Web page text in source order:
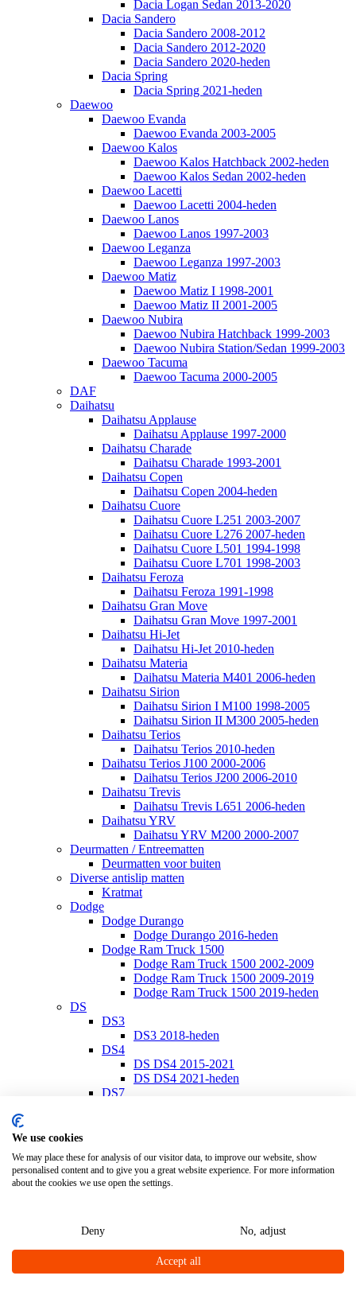
Dacia Logan Sedan 2013-2020
Dacia Sandero
Dacia Sandero 2008-2012
Dacia Sandero 2012-2020
Dacia Sandero 2020-heden
Dacia Spring
Dacia Spring 2021-heden
Daewoo
Daewoo Evanda
Daewoo Evanda 2003-2005
Daewoo Kalos
Daewoo Kalos Hatchback 2002-heden
Daewoo Kalos Sedan 2002-heden
Daewoo Lacetti
Daewoo Lacetti 2004-heden
Daewoo Lanos
Daewoo Lanos 1997-2003
Daewoo Leganza
Daewoo Leganza 1997-2003
Daewoo Matiz
Daewoo Matiz I 1998-2001
Daewoo Matiz II 2001-2005
Daewoo Nubira
Daewoo Nubira Hatchback 1999-2003
Daewoo Nubira Station/Sedan 1999-2003
Daewoo Tacuma
Daewoo Tacuma 2000-2005
DAF
Daihatsu
Daihatsu Applause
Daihatsu Applause 1997-2000
Daihatsu Charade
Daihatsu Charade 1993-2001
Daihatsu Copen
Daihatsu Copen 2004-heden
Daihatsu Cuore
Daihatsu Cuore L251 2003-2007
Daihatsu Cuore L276 2007-heden
Daihatsu Cuore L501 1994-1998
Daihatsu Cuore L701 1998-2003
Daihatsu Feroza
Daihatsu Feroza 1991-1998
Daihatsu Gran Move
Daihatsu Gran Move 1997-2001
Daihatsu Hi-Jet
Daihatsu Hi-Jet 2010-heden
Daihatsu Materia
Daihatsu Materia M401 2006-heden
Daihatsu Sirion
Daihatsu Sirion I M100 1998-2005
Daihatsu Sirion II M300 2005-heden
Daihatsu Terios
Daihatsu Terios 2010-heden
Daihatsu Terios J100 2000-2006
Daihatsu Terios J200 2006-2010
Daihatsu Trevis
Daihatsu Trevis L651 2006-heden
Daihatsu YRV
Daihatsu YRV M200 2000-2007
Deurmatten / Entreematten
Deurmatten voor buiten
Diverse antislip matten
Kratmat
Dodge
Dodge Durango
Dodge Durango 2016-heden
Dodge Ram Truck 1500
Dodge Ram Truck 1500 2002-2009
Dodge Ram Truck 1500 2009-2019
Dodge Ram Truck 1500 2019-heden
DS
DS3
DS3 2018-heden
DS4
DS DS4 2015-2021
DS DS4 2021-heden
DS7
Ferrari California T 2014-2017
Ferrari Portofino
Ferrari Portofino 2018-heden
Fiat 500/500 C 2007-heden
Fiat 500E 2020-heden
Fiat 500L 2013-heden
We use cookies
We may place these for analysis of our visitor data, to improve our website, show
personalised content and to give you a great website experience. For more information
about the cookies we use open the settings.
Deny No, adjust
Accept all